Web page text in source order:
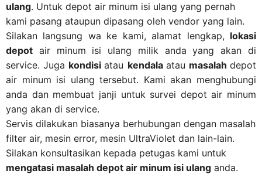
ulang. Untuk depot air minum isi ulang yang pernah
kami pasang ataupun dipasang oleh vendor yang lain.
Silakan langsung wa ke kami, alamat lengkap, lokasi
depot air minum isi ulang milik anda yang akan di
service. Juga kondisiatau kendala atau masalahdepot
air minum isi ulang tersebut. Kami akan menghubungi
anda dan membuat janji untuk survei depot air minum
yang akan di service.
Servis dilakukan biasanya berhubungan dengan masalah
filter air, mesin error, mesin UltraViolet dan lain-lain.
Silakan konsultasikan kepada petugas kami untuk
mengatasi masalah depot air minum isi ulang anda.